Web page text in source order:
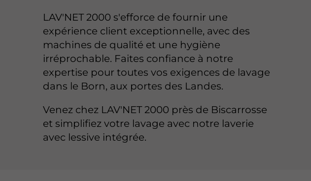
LAV'NET 2000 s'efforce de fournir une
expérience client exceptionnelle, avec des
machines de qualité et une hygiène
irréprochable. Faites confiance à notre
expertise pour toutes vos exigences de lavage
dans le Born, aux portes des Landes.
Venez chez LAV'NET 2000 près de Biscarrosse
et simplifiez votre lavage avec notre laverie
avec lessive intégrée.